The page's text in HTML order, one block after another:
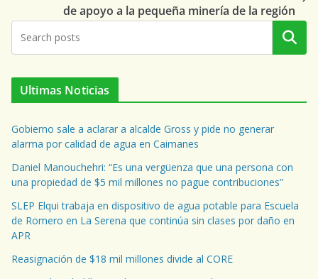
de apoyo a la pequeña minería de la región
Buscar
Ultimas Noticias
Gobierno sale a aclarar a alcalde Gross y pide no generar
alarma por calidad de agua en Caimanes
Daniel Manouchehri: “Es una vergüenza que una persona con
una propiedad de $5 mil millones no pague contribuciones”
SLEP Elqui trabaja en dispositivo de agua potable para Escuela
de Romero en La Serena que continúa sin clases por daño en
APR
Reasignación de $18 mil millones divide al CORE